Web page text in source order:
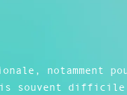
notamment
souvent